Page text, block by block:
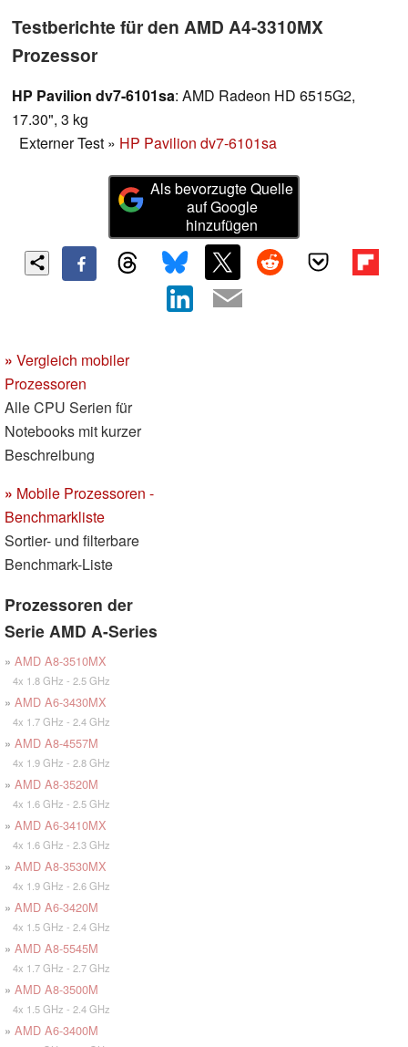
Testberichte für den AMD A4-3310MX
Prozessor
HP Pavilion dv7-6101sa: AMD Radeon HD 6515G2,
17.30", 3 kg
Externer Test » HP Pavilion dv7-6101sa
Als bevorzugte Quelle
auf Google
hinzufügen
» Vergleich mobiler
Prozessoren
Alle CPU Serien für
Notebooks mit kurzer
Beschreibung
» Mobile Prozessoren -
Benchmarkliste
Sortier- und filterbare
Benchmark-Liste
Prozessoren der
Serie AMD A-Series
» AMD A8-3510MX
4x 1.8 GHz - 2.5 GHz
» AMD A6-3430MX
4x 1.7 GHz - 2.4 GHz
» AMD A8-4557M
4x 1.9 GHz - 2.8 GHz
» AMD A8-3520M
4x 1.6 GHz - 2.5 GHz
» AMD A6-3410MX
4x 1.6 GHz - 2.3 GHz
» AMD A8-3530MX
4x 1.9 GHz - 2.6 GHz
» AMD A6-3420M
4x 1.5 GHz - 2.4 GHz
» AMD A8-5545M
4x 1.7 GHz - 2.7 GHz
» AMD A8-3500M
4x 1.5 GHz - 2.4 GHz
» AMD A6-3400M